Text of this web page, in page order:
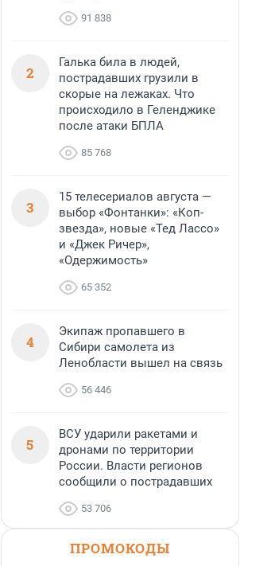
91 838
2
Галька била в людей,
пострадавших грузили в
скорые на лежаках. Что
происходило в Геленджике
после атаки БПЛА
85 768
3
15 телесериалов августа —
выбор «Фонтанки»: «Коп-
звезда», новые «Тед Лассо»
и «Джек Ричер»,
«Одержимость»
65 352
4
Экипаж пропавшего в
Сибири самолета из
Ленобласти вышел на связь
56 446
5
ВСУ ударили ракетами и
дронами по территории
России. Власти регионов
сообщили о пострадавших
53 706
ПРОМОКОДЫ